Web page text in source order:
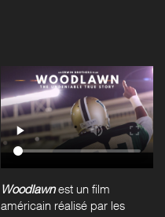
Woodlawnest un film
américain réalisé par les